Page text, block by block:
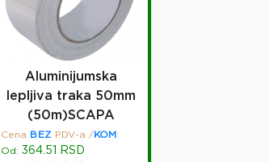
Aluminijumska
lepljiva traka 50mm
(50m)SCAPA
Cena BEZ PDV-a / KOM :
Od: 364.51 RSD